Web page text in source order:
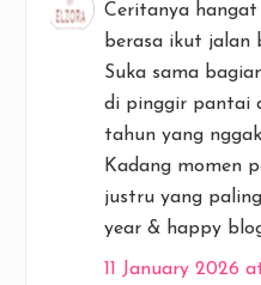
Ceritanya
berasa ikut jalan
Suka sama
di pinggir pantai
tahun yang
Kadang momen
justru yang
year & happy
11 January 2026